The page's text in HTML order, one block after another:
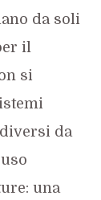
da soli
il
si
da
una